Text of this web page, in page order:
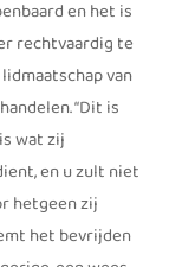
en het is
rechtvaardig te
van
“Dit is
wat zij
en u zult niet
hetgeen zij
het bevrijden